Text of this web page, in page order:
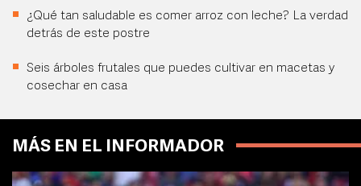
¿Qué tan saludable es comer arroz con leche? La verdad
detrás de este postre
Seis árboles frutales que puedes cultivar en macetas y
cosechar en casa
MÁS EN EL INFORMADOR